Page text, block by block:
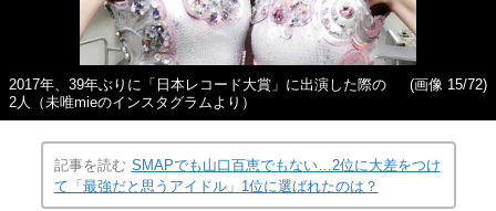
2017年、39年ぶりに「日本レコード大賞」に出演した際の
2人（未唯mieのインスタグラムより）
(画像 15/72)
記事を読む SMAPでも山口百恵でもない…2位に大差をつけ
て「最強だと思うアイドル」1位に選ばれたのは？